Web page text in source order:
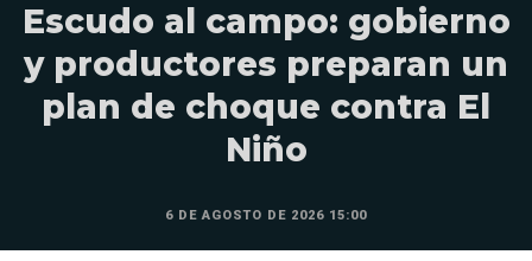
Escudo al campo: gobierno
y productores preparan un
plan de choque contra El
Niño
6 DE AGOSTO DE 2026 15:00